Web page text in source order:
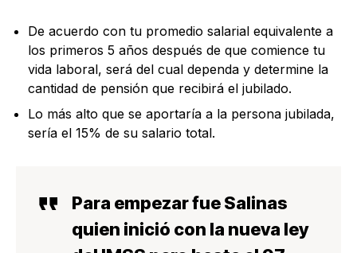
De acuerdo con tu promedio salarial equivalente a
los primeros 5 años después de que comience tu
vida laboral, será del cual dependa y determine la
cantidad de pensión que recibirá el jubilado.
Lo más alto que se aportaría a la persona jubilada,
sería el 15% de su salario total.
Para empezar fue Salinas
quien inició con la nueva ley